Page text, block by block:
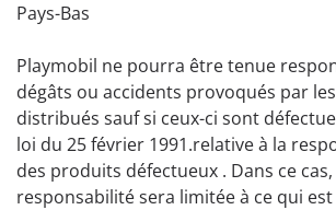
Pays-Bas
Playmobil ne pourra être tenue
dégâts ou accidents provoqués par
distribués sauf si ceux-ci sont
loi du 25 février 1991.relative à la
des produits défectueux . Dans ce cas,
responsabilité sera limitée à ce qui